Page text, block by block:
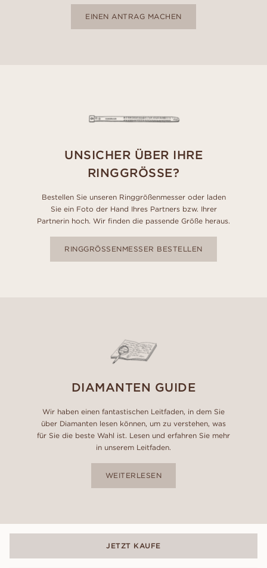
EINEN ANTRAG MACHEN
UNSICHER ÜBER IHRE
RINGGRÖSSE?
Bestellen Sie unseren Ringgrößenmesser oder laden
Sie ein Foto der Hand Ihres Partners bzw. Ihrer
Partnerin hoch. Wir finden die passende Größe heraus.
RINGGRÖSSENMESSER BESTELLEN
DIAMANTEN GUIDE
Wir haben einen fantastischen Leitfaden, in dem Sie
über Diamanten lesen können, um zu verstehen, was
für Sie die beste Wahl ist. Lesen und erfahren Sie mehr
in unserem Leitfaden.
WEITERLESEN
JETZT KAUFE